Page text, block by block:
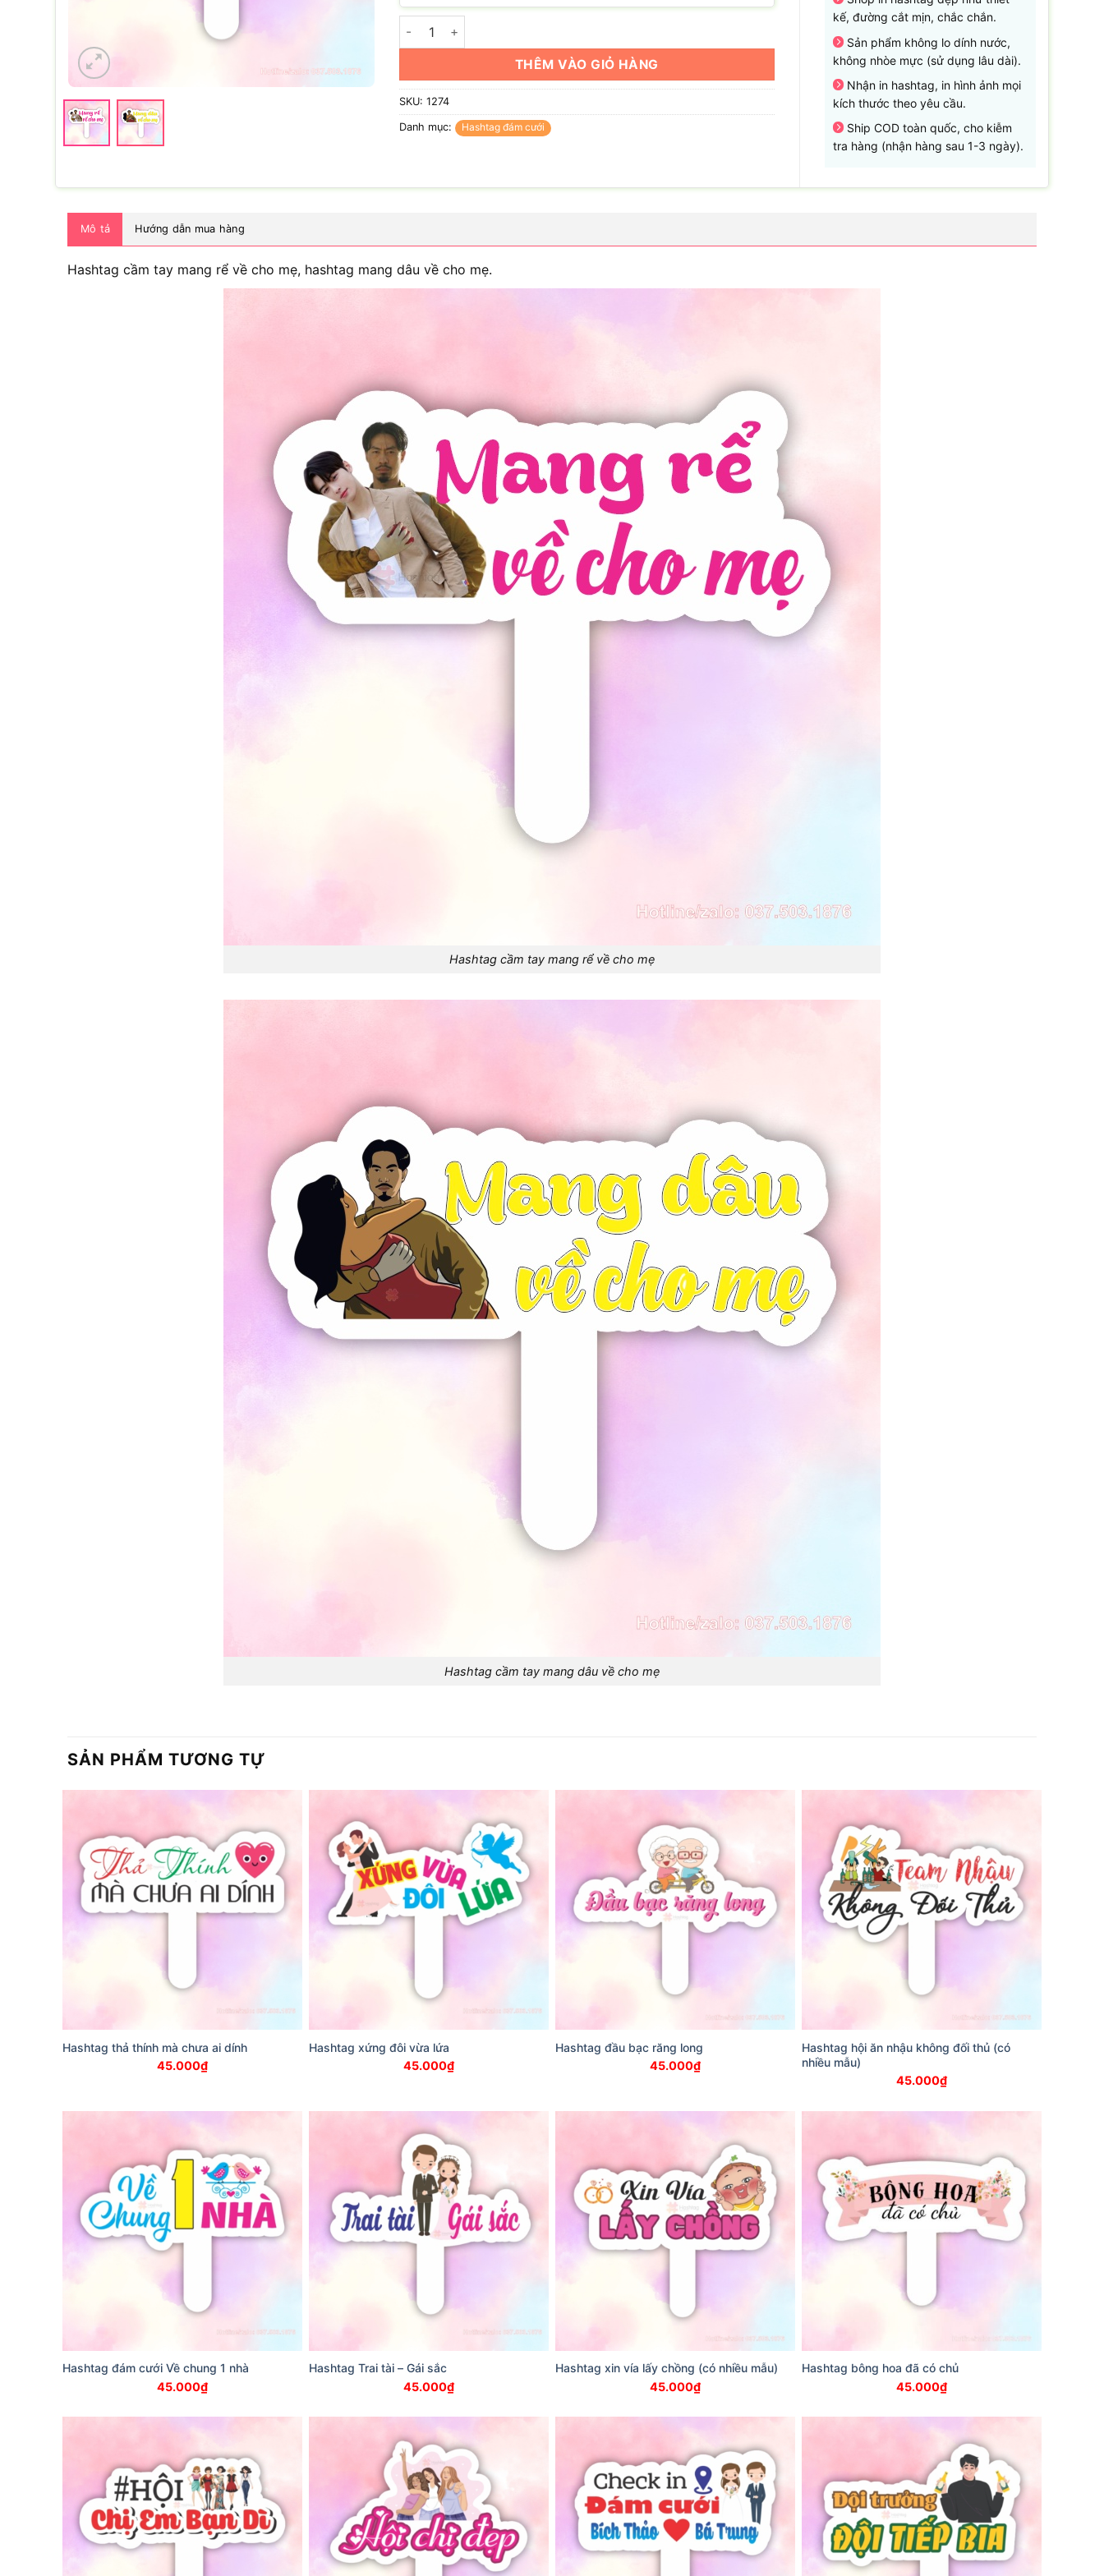
Hashtag mang rể / mang dâu về cho mẹ số lượng
THÊM VÀO GIỎ HÀNG
SKU: 1274
Danh mục: Hashtag đám cưới
kế, đường cắt mịn, chắc chắn.
Sản phẩm không lo dính nước,
không nhòe mực (sử dụng lâu dài).
Nhận in hashtag, in hình ảnh mọi
kích thước theo yêu cầu.
Ship COD toàn quốc, cho kiễm
tra hàng (nhận hàng sau 1-3 ngày).
Mô tả Hướng dẫn mua hàng
Hashtag cầm tay mang rể về cho mẹ, hashtag mang dâu về cho mẹ.
Hashtag cầm tay mang rể về cho mẹ
Hashtag cầm tay mang dâu về cho mẹ
SẢN PHẨM TƯƠNG TỰ
Hashtag thả thính mà chưa ai dính
45.000₫
Hashtag xứng đôi vừa lứa
45.000₫
Hashtag đầu bạc răng long
45.000₫
Hashtag hội ăn nhậu không đối thủ (có
nhiều mẫu)
45.000₫
Hashtag đám cưới Về chung 1 nhà
45.000₫
Hashtag Trai tài – Gái sắc
45.000₫
Hashtag xin vía lấy chồng (có nhiều mẫu)
45.000₫
Hashtag bông hoa đã có chủ
45.000₫